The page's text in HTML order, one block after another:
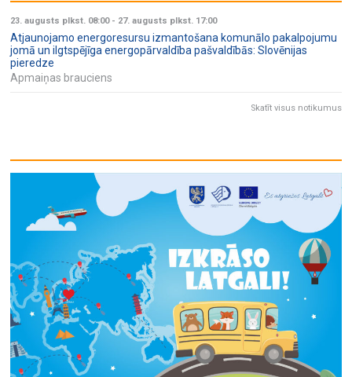
23. augusts plkst. 08:00- 27. augusts plkst. 17:00
Atjaunojamo energoresursu izmantošana komunālo pakalpojumu
jomā un ilgtspējīga energopārvaldība pašvaldībās: Slovēnijas
pieredze
Apmaiņas brauciens
Skatīt visus notikumus